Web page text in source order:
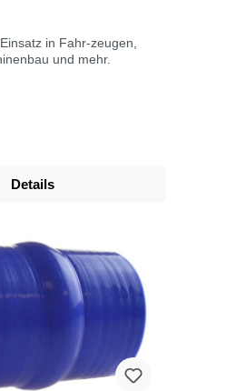
in Fahr-zeugen,
und mehr.
Details